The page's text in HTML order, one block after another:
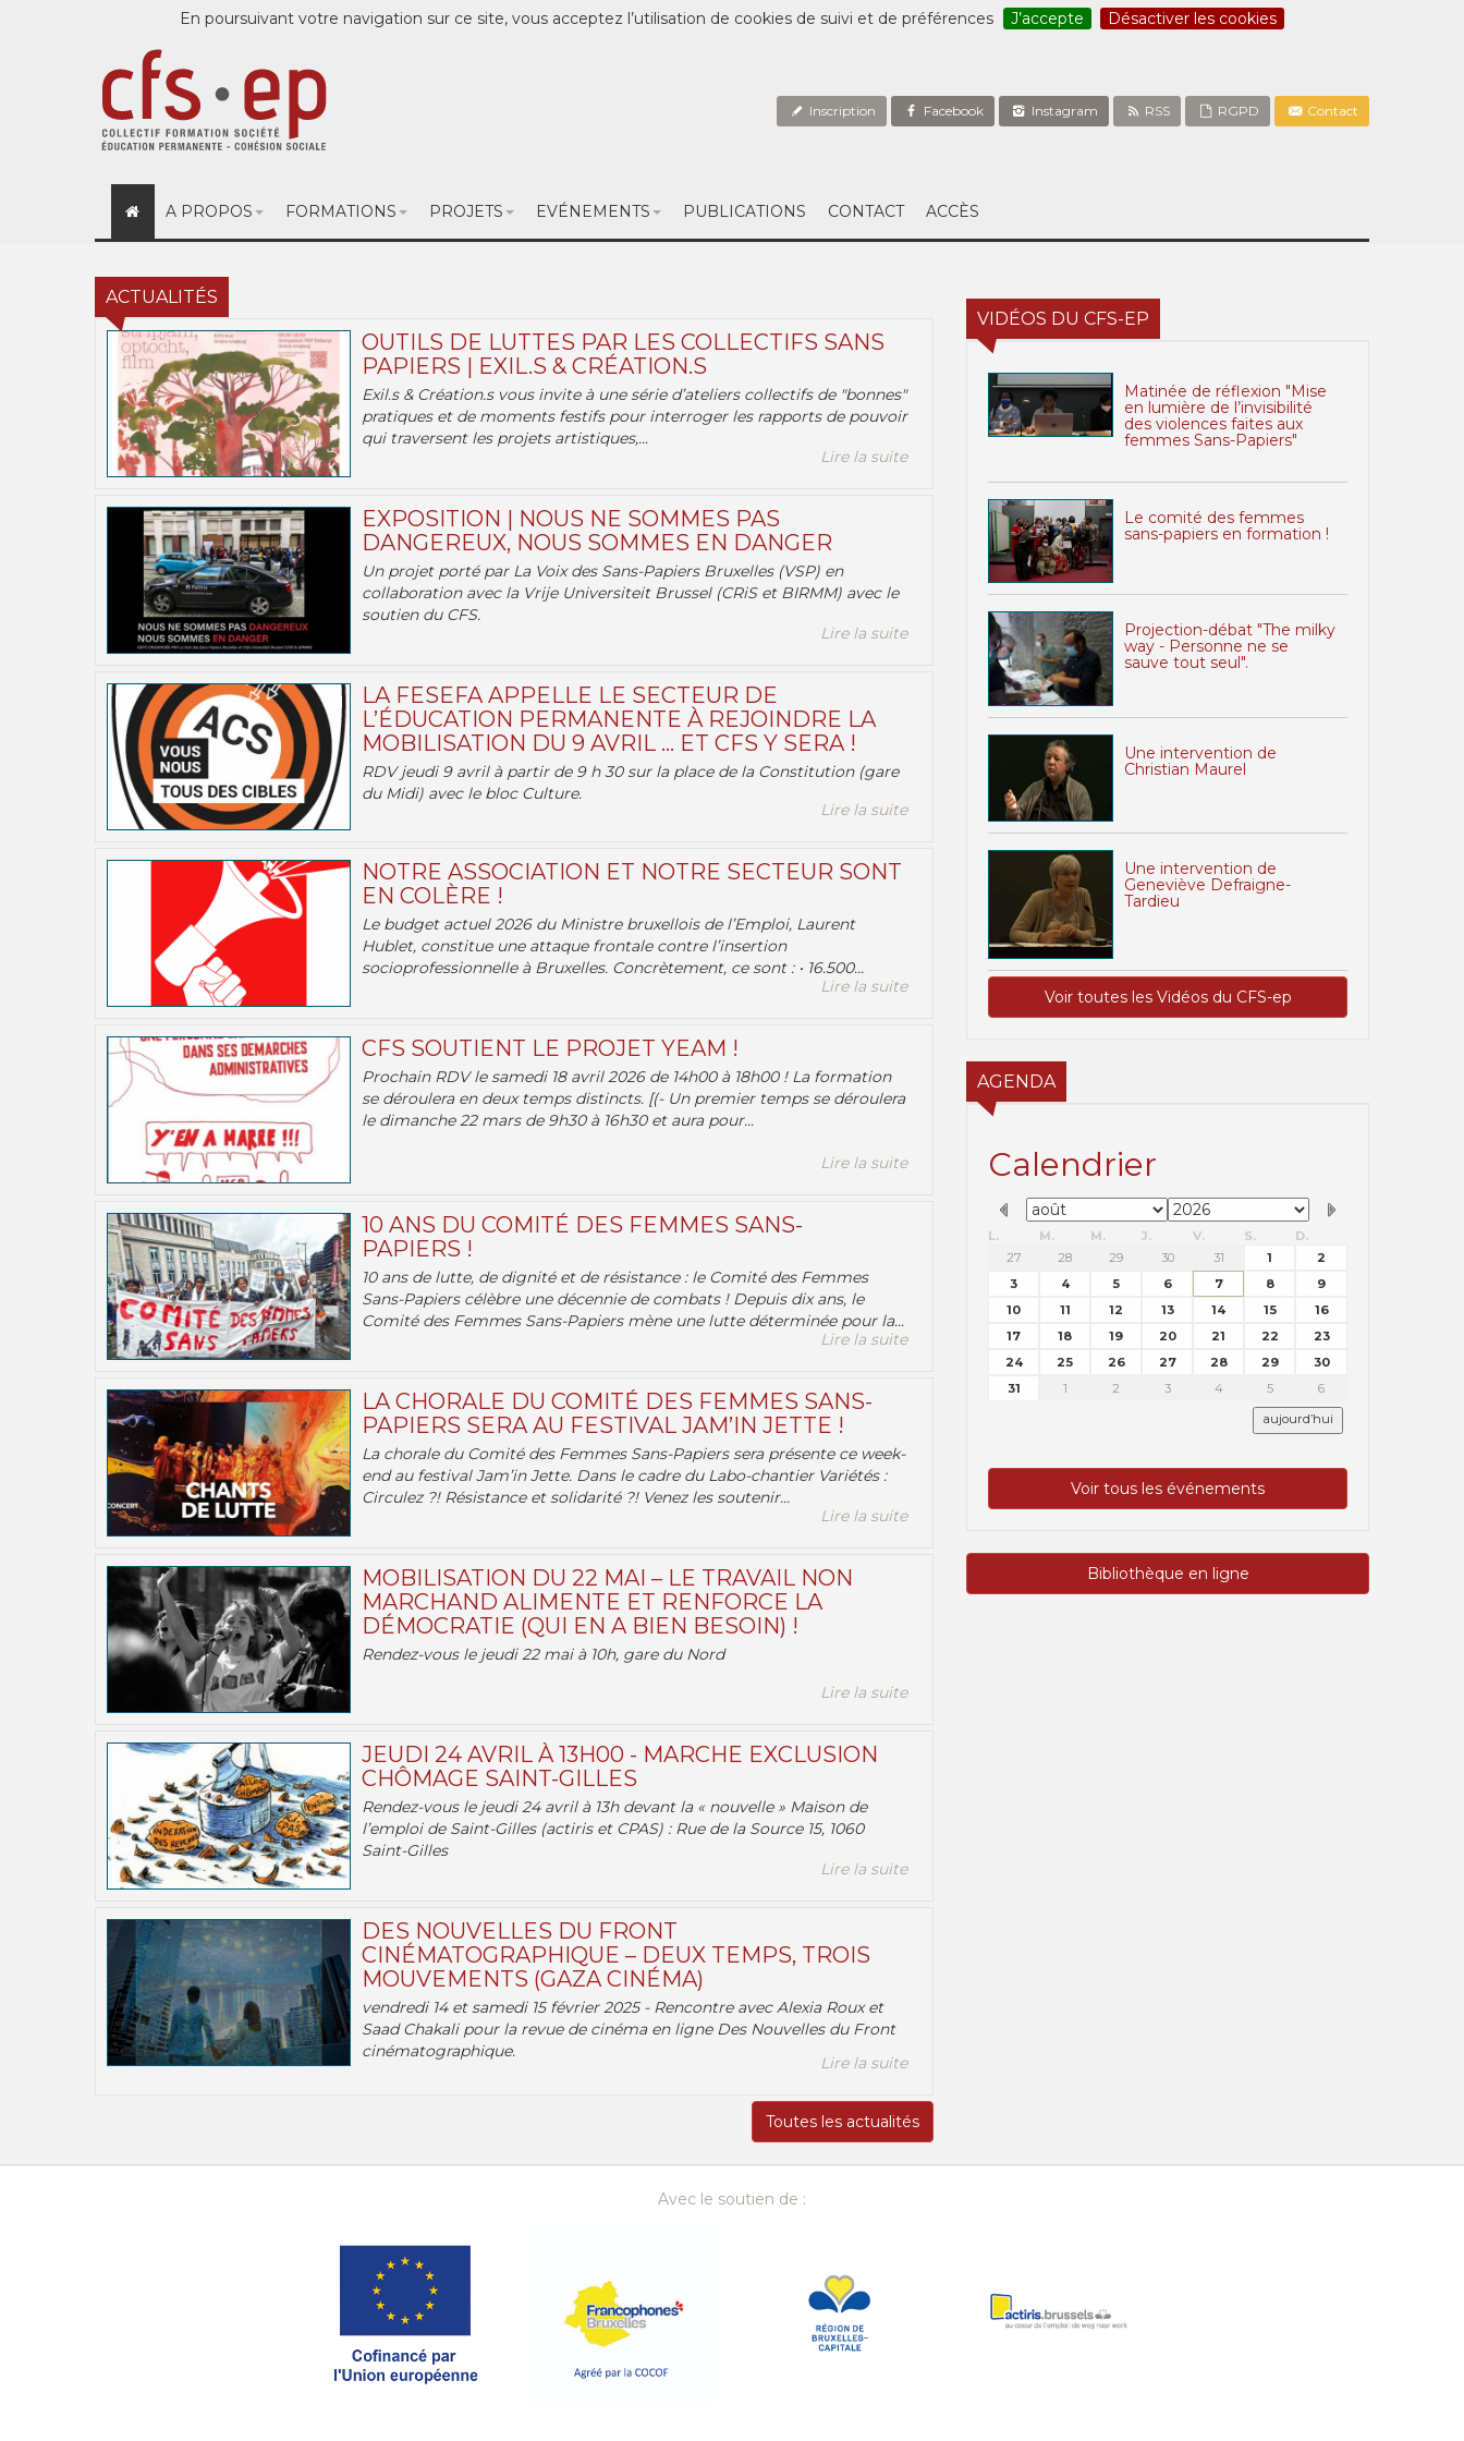
En poursuivant votre navigation sur ce site, vous acceptez l’utilisation de cookies de suivi et de préférences J’accepte Désactiver les cookies
Inscription Facebook Instagram RSS RGPD Contact
A PROPOS FORMATIONS PROJETS EVÉNEMENTS PUBLICATIONS CONTACT ACCÈS
ACTUALITÉS
OUTILS DE LUTTES PAR LES COLLECTIFS SANS
PAPIERS | EXIL.S & CRÉATION.S
Exil.s & Création.s vous invite à une série d’ateliers collectifs de "bonnes"
pratiques et de moments festifs pour interroger les rapports de pouvoir
qui traversent les projets artistiques,...
Lire la suite
EXPOSITION | NOUS NE SOMMES PAS
DANGEREUX, NOUS SOMMES EN DANGER
Un projet porté par La Voix des Sans-Papiers Bruxelles (VSP) en
collaboration avec la Vrije Universiteit Brussel (CRiS et BIRMM) avec le
soutien du CFS.
Lire la suite
LA FESEFA APPELLE LE SECTEUR DE
L’ÉDUCATION PERMANENTE À REJOINDRE LA
MOBILISATION DU 9 AVRIL … ET CFS Y SERA !
RDV jeudi 9 avril à partir de 9 h 30 sur la place de la Constitution (gare
du Midi) avec le bloc Culture.
Lire la suite
NOTRE ASSOCIATION ET NOTRE SECTEUR SONT
EN COLÈRE !
Le budget actuel 2026 du Ministre bruxellois de l’Emploi, Laurent
Hublet, constitue une attaque frontale contre l’insertion
socioprofessionnelle à Bruxelles. Concrètement, ce sont : • 16.500...
Lire la suite
CFS SOUTIENT LE PROJET YEAM !
Prochain RDV le samedi 18 avril 2026 de 14h00 à 18h00 ! La formation
se déroulera en deux temps distincts. [(- Un premier temps se déroulera
le dimanche 22 mars de 9h30 à 16h30 et aura pour...
Lire la suite
10 ANS DU COMITÉ DES FEMMES SANS-
PAPIERS !
10 ans de lutte, de dignité et de résistance : le Comité des Femmes
Sans-Papiers célèbre une décennie de combats ! Depuis dix ans, le
Comité des Femmes Sans-Papiers mène une lutte déterminée pour la...
Lire la suite
LA CHORALE DU COMITÉ DES FEMMES SANS-
PAPIERS SERA AU FESTIVAL JAM’IN JETTE !
La chorale du Comité des Femmes Sans-Papiers sera présente ce week-
end au festival Jam’in Jette. Dans le cadre du Labo-chantier Variétés :
Circulez ?! Résistance et solidarité ?! Venez les soutenir...
Lire la suite
MOBILISATION DU 22 MAI – LE TRAVAIL NON
MARCHAND ALIMENTE ET RENFORCE LA
DÉMOCRATIE (QUI EN A BIEN BESOIN) !
Rendez-vous le jeudi 22 mai à 10h, gare du Nord
Lire la suite
JEUDI 24 AVRIL À 13H00 - MARCHE EXCLUSION
CHÔMAGE SAINT-GILLES
Rendez-vous le jeudi 24 avril à 13h devant la « nouvelle » Maison de
l’emploi de Saint-Gilles (actiris et CPAS) : Rue de la Source 15, 1060
Saint-Gilles
Lire la suite
DES NOUVELLES DU FRONT
CINÉMATOGRAPHIQUE – DEUX TEMPS, TROIS
MOUVEMENTS (GAZA CINÉMA)
vendredi 14 et samedi 15 février 2025 - Rencontre avec Alexia Roux et
Saad Chakali pour la revue de cinéma en ligne Des Nouvelles du Front
cinématographique.
Lire la suite
Toutes les actualités
VIDÉOS DU CFS-EP
Matinée de réflexion "Mise
en lumière de l’invisibilité
des violences faites aux
femmes Sans-Papiers"
Le comité des femmes
sans-papiers en formation !
Projection-débat "The milky
way - Personne ne se
sauve tout seul".
Une intervention de
Christian Maurel
Une intervention de
Geneviève Defraigne-
Tardieu
Voir toutes les Vidéos du CFS-ep
AGENDA
Calendrier
L. M. M. J. V. S.
D.
27
28 29 30 31 1
2
3
4 5 6 7 8
9
10
11 12 13 14 15
16
17
18 19 20 21 22
23
24
25 26 27 28 29
30
31
1 2 3 4 5 6
aujourd’hui
Voir tous les événements
Bibliothèque en ligne
Avec le soutien de :